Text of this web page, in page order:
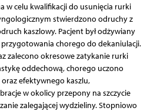
w celu kwalifikacji do usunięcia rurki
stwierdzono odruchy z
kaszlowy. Pacjent był odżywiany
chorego do dekaniulacji.
zalecono okresowe zatykanie rurki
oddechową, chorego uczono
efektywnego kaszlu,
w okolicy przepony na szczycie
zalegającej wydzieliny. Stopniowo